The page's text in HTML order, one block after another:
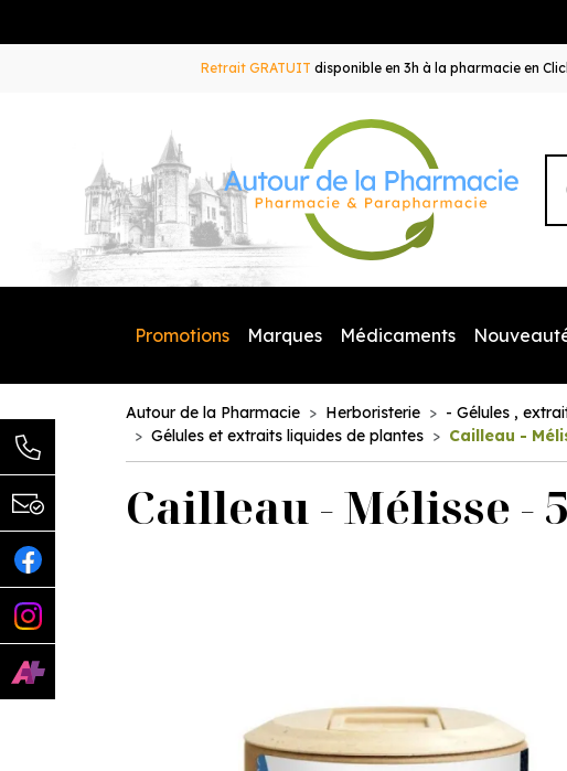
Retrait GRATUIT disponible en 3h à la pharmacie en
Promotions Marques Médicaments
Autour de la Pharmacie Herboristerie
- Gélules ,
Gélules et extraits liquides de plantes
Cailleau -
Cailleau - Mélisse -